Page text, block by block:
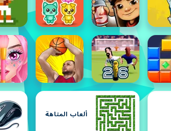
ألعاب المتاهة